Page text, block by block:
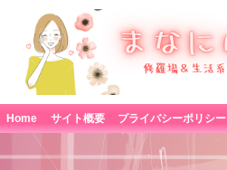
Home サイト概要 プライバシーポリシー